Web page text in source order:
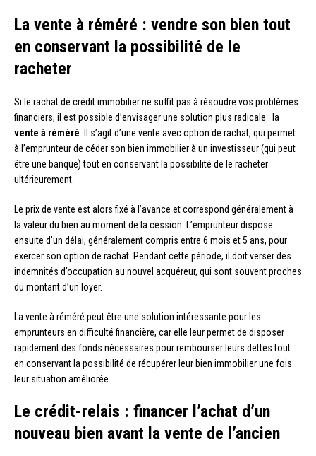
La vente à réméré : vendre son bien tout
en conservant la possibilité de le
racheter
Si le rachat de crédit immobilier ne suffit pas à résoudre vos problèmes
financiers, il est possible d’envisager une solution plus radicale : la
vente à réméré. Il s’agit d’une vente avec option de rachat, qui permet
à l’emprunteur de céder son bien immobilier à un investisseur (qui peut
être une banque) tout en conservant la possibilité de le racheter
ultérieurement.
Le prix de vente est alors fixé à l’avance et correspond généralement à
la valeur du bien au moment de la cession. L’emprunteur dispose
ensuite d’un délai, généralement compris entre 6 mois et 5 ans, pour
exercer son option de rachat. Pendant cette période, il doit verser des
indemnités d’occupation au nouvel acquéreur, qui sont souvent proches
du montant d’un loyer.
La vente à réméré peut être une solution intéressante pour les
emprunteurs en difficulté financière, car elle leur permet de disposer
rapidement des fonds nécessaires pour rembourser leurs dettes tout
en conservant la possibilité de récupérer leur bien immobilier une fois
leur situation améliorée.
Le crédit-relais : financer l’achat d’un
nouveau bien avant la vente de l’ancien